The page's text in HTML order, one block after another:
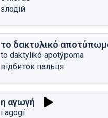
злодій
το δακτυλικό
to daktylikó apotýpoma
відбиток пальця
η αγωγή
i agogí